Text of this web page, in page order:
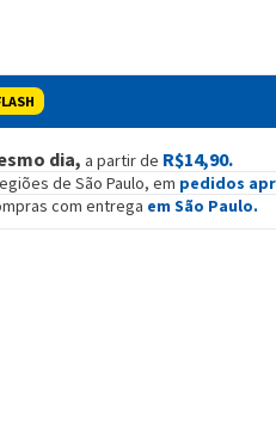
dia, a partir de R$14,90.
de São Paulo, em pedidos
com entrega em São Paulo.